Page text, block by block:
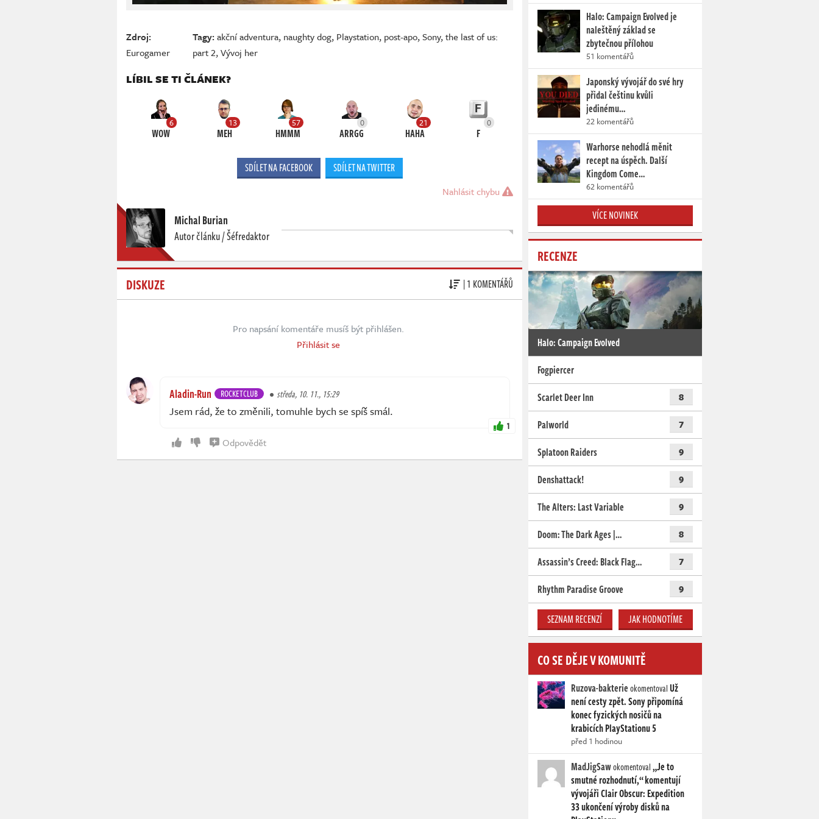
Zdroj:
Eurogamer
Tagy:akční adventura, naughty dog, Playstation, post-apo,Sony,the last of us:
part 2,Vývoj her
LÍBIL SE TI ČLÁNEK?
6
WOW
13
MEH
57
HMMM
0
ARRGG
21
HAHA
0
F
SDÍLET NA FACEBOOK SDÍLET NA TWITTER
Nahlásit chybu
Michal Burian
Autor článku / Šéfredaktor
DISKUZE | 1 KOMENTÁŘŮ
Pro napsání komentáře musíš být přihlášen.
Přihlásit se
Aladin-Run ROCKETCLUB středa, 10. 11., 15:29
Jsem rád, že to změnili, tomuhle bych se spíš smál.
1
Odpovědět
Halo: Campaign Evolved je
naleštěný základ se
zbytečnou přílohou
51 komentářů
Japonský vývojář do své hry
přidal češtinu kvůli
jedinému…
22 komentářů
Warhorse nehodlá měnit
recept na úspěch. Další
Kingdom Come…
62 komentářů
VÍCE NOVINEK
RECENZE
Halo: Campaign Evolved
Fogpiercer
Scarlet Deer Inn
8
Palworld 7
Splatoon Raiders 9
Denshattack! 9
The Alters: Last Variable 9
Doom: The Dark Ages |… 8
Assassin’s Creed: Black Flag… 7
Rhythm Paradise Groove 9
SEZNAM RECENZÍ JAK HODNOTÍME
CO SE DĚJE V KOMUNITĚ
Ruzova-bakterieokomentovalUž
není cesty zpět. Sony připomíná
konec fyzických nosičů na
krabicích PlayStationu 5
před 1 hodinou
MadJigSawokomentoval„Je to
smutné rozhodnutí,“ komentují
vývojáři Clair Obscur: Expedition
33 ukončení výroby disků na